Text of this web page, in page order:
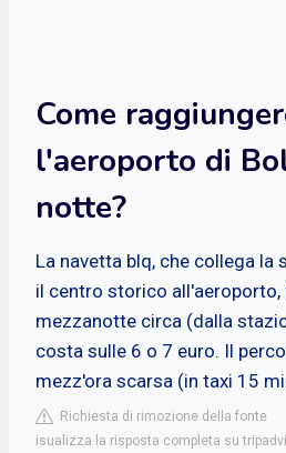
Come
l'aeroporto di
notte?
La navetta blq, che collega la
il centro storico all'aeroporto,
mezzanotte circa (dalla
costa sulle 6 o 7 euro. Il
mezz'ora scarsa (in taxi 15
Richiesta di rimozione della fonte
isualizza la risposta completa su